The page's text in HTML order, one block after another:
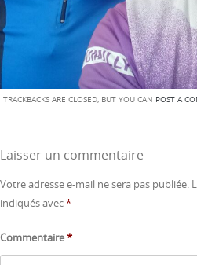
TRACKBACKS ARE CLOSED, BUT YOU CAN POST A
Laisser un commentaire
Votre adresse e-mail ne sera pas publiée.
indiqués avec*
Commentaire*